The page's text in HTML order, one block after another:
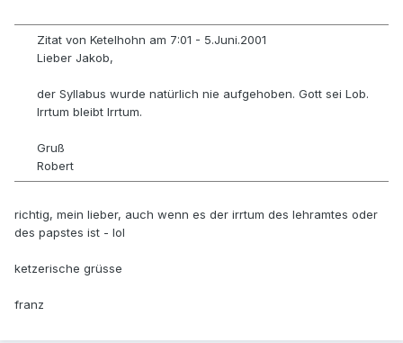
Zitat von Ketelhohn am 7:01 - 5.Juni.2001
Lieber Jakob,
der Syllabus wurde natürlich nie aufgehoben. Gott sei Lob.
Irrtum bleibt Irrtum.
Gruß
Robert
richtig, mein lieber, auch wenn es der irrtum des lehramtes oder
des papstes ist - lol
ketzerische grüsse
franz